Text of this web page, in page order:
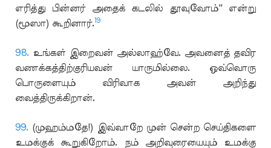
எரித்து பின்னர் அதைக் கடலில் தூவுவோம்'' என்று
(மூஸா) கூறினார்.19
98. உங்கள் இறைவன் அல்லாஹ்வே. அவனைத் தவிர
வணக்கத்திற்குரியவன் யாருமில்லை. ஒவ்வொரு
பொருளையும் விரிவாக அவன் அறிந்து
வைத்திருக்கிறான்.
99. (முஹம்மதே!) இவ்வாறே முன் சென்ற செய்திகளை
உமக்குக் கூறுகிறோம். நம் அறிவுரையையும் உமக்கு